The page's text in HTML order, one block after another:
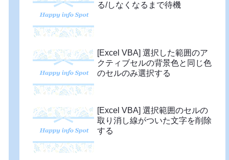
る/しなくなるまで待機
[Excel VBA] 選択した範囲のア
クティブセルの背景色と同じ色
のセルのみ選択する
[Excel VBA] 選択範囲のセルの
取り消し線がついた文字を削除
する